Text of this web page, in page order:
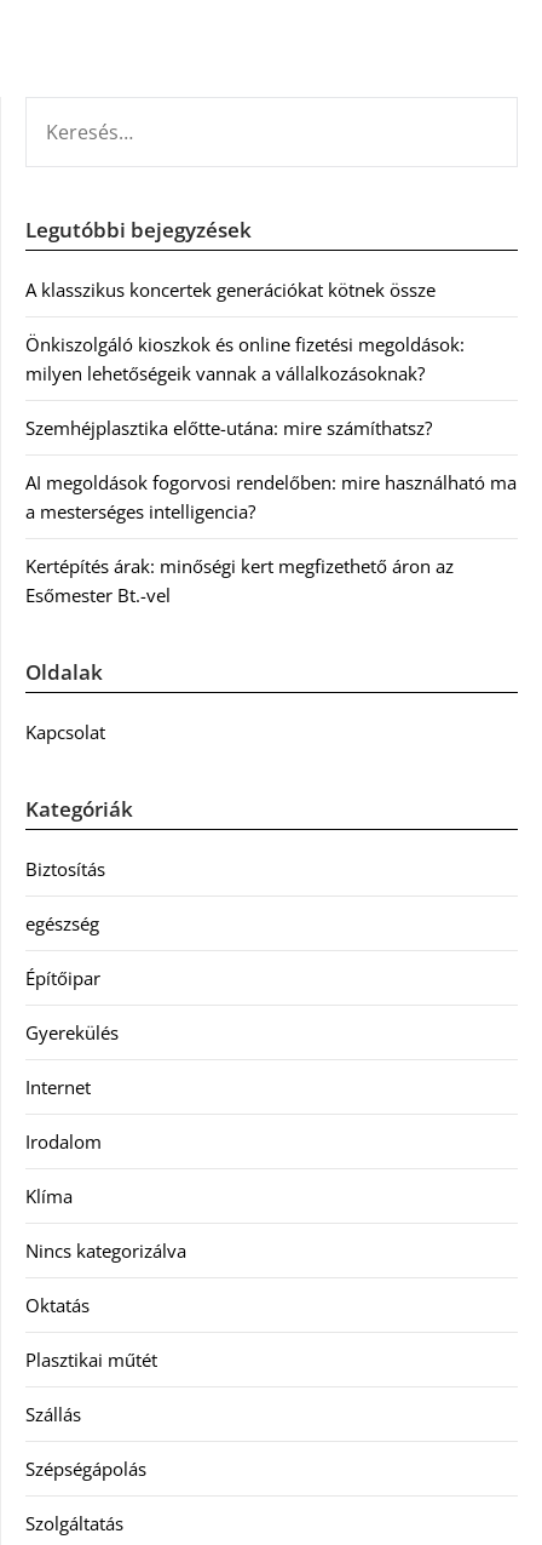
Legutóbbi bejegyzések
A klasszikus koncertek generációkat kötnek össze
Önkiszolgáló kioszkok és online fizetési megoldások:
milyen lehetőségeik vannak a vállalkozásoknak?
Szemhéjplasztika előtte-utána: mire számíthatsz?
AI megoldások fogorvosi rendelőben: mire használható ma
a mesterséges intelligencia?
Kertépítés árak: minőségi kert megfizethető áron az
Esőmester Bt.-vel
Oldalak
Kapcsolat
Kategóriák
Biztosítás
egészség
Építőipar
Gyerekülés
Internet
Irodalom
Klíma
Nincs kategorizálva
Oktatás
Plasztikai műtét
Szállás
Szépségápolás
Szolgáltatás